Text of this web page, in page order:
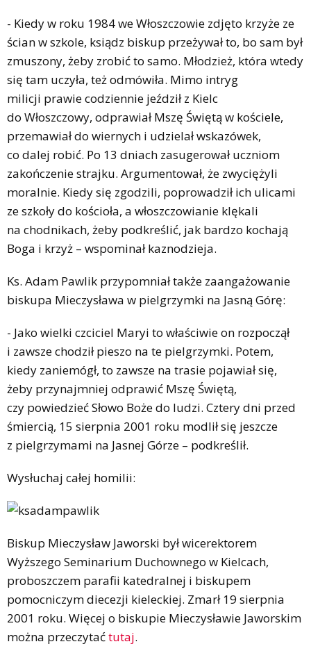
- Kiedy w roku 1984 we Włoszczowie zdjęto krzyże ze
ścian w szkole, ksiądz biskup przeżywał to, bo sam był
zmuszony, żeby zrobić to samo. Młodzież, która wtedy
się tam uczyła, też odmówiła. Mimo intryg
milicji prawie codziennie jeździł z Kielc
do Włoszczowy, odprawiał Mszę Świętą w kościele,
przemawiał do wiernych i udzielał wskazówek,
co dalej robić. Po 13 dniach zasugerował uczniom
zakończenie strajku. Argumentował, że zwyciężyli
moralnie. Kiedy się zgodzili, poprowadził ich ulicami
ze szkoły do kościoła, a włoszczowianie klękali
na chodnikach, żeby podkreślić, jak bardzo kochają
Boga i krzyż – wspominał kaznodzieja.
Ks. Adam Pawlik przypomniał także zaangażowanie
biskupa Mieczysława w pielgrzymki na Jasną Górę:
- Jako wielki czciciel Maryi to właściwie on rozpoczął
i zawsze chodził pieszo na te pielgrzymki. Potem,
kiedy zaniemógł, to zawsze na trasie pojawiał się,
żeby przynajmniej odprawić Mszę Świętą,
czy powiedzieć Słowo Boże do ludzi. Cztery dni przed
śmiercią, 15 sierpnia 2001 roku modlił się jeszcze
z pielgrzymami na Jasnej Górze – podkreślił.
Wysłuchaj całej homilii:
Biskup Mieczysław Jaworski był wicerektorem
Wyższego Seminarium Duchownego w Kielcach,
proboszczem parafii katedralnej i biskupem
pomocniczym diecezji kieleckiej. Zmarł 19 sierpnia
2001 roku. Więcej o biskupie Mieczysławie Jaworskim
można przeczytaćtutaj.